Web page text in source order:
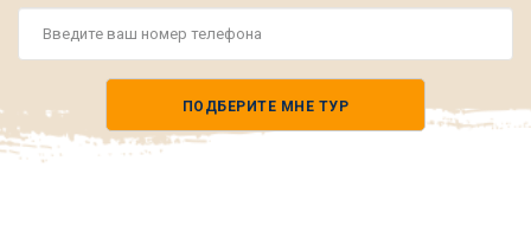
ПОДБЕРИТЕ МНЕ ТУР